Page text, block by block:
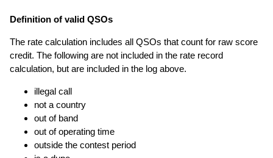
Definition of valid QSOs
The rate calculation includes all QSOs that count for raw score
credit. The following are not included in the rate record
calculation, but are included in the log above.
illegal call
not a country
out of band
out of operating time
outside the contest period